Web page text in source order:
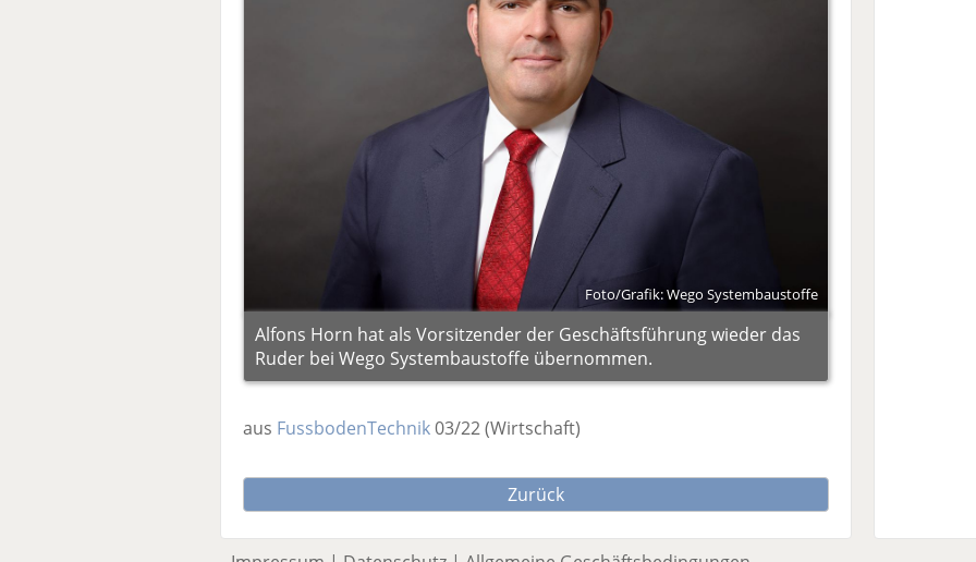
Foto/Grafik: Wego Systembaustoffe
Alfons Horn hat als Vorsitzender der Geschäftsführung wieder das
Ruder bei Wego Systembaustoffe übernommen.
aus FussbodenTechnik03/22(Wirtschaft)
Zurück